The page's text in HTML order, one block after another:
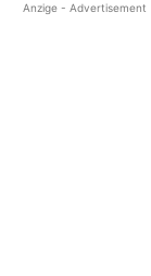
Anzige - Advertisement